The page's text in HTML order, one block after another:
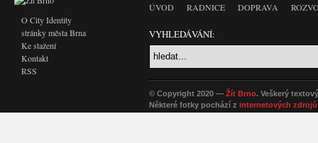
O City Identity
stránky města Brna
Ke stažení
Kontakt
RSS
ÚVOD RADNICE DOPRAVA
VYHLEDÁVÁNÍ:
© Copyright 2020 — Žít Brno. Veškerý
Některé fotky pochází z internetových